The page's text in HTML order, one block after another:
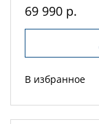
69 990 р.
В избранное